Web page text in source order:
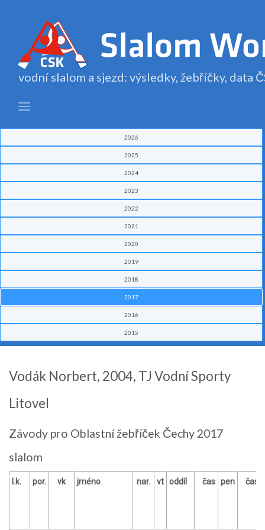
vodní slalom a sjezd: výsledky, žebříčky, data
2026
2025
2024
2023
2022
2021
2020
2019
2018
2017
2016
2015
Vodák Norbert, 2004, TJ Vodní Sporty
Litovel
Závody pro Oblastní žebříček Čechy 2017
slalom
l.k. por. vk jméno nar. vt oddíl čas pen čas